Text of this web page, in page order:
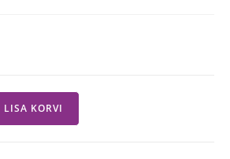
LISA KORVI